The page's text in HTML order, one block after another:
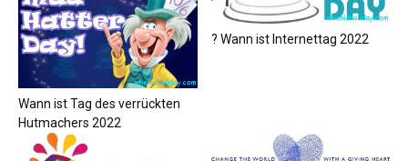
Wann ist Tag des verrückten
Hutmachers 2022
? Wann ist Internettag 2022